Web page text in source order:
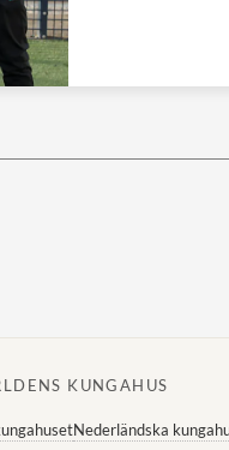
KUNGAHUS
Nederländska